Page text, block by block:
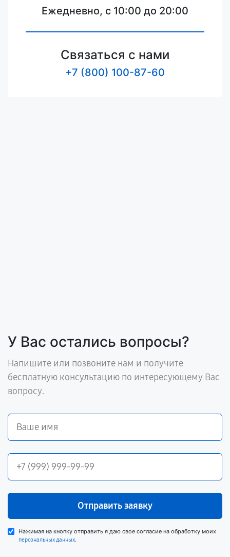
Ежедневно, с 10:00 до 20:00
Связаться с нами
+7 (800) 100-87-60
У Вас остались вопросы?
Напишите или позвоните нам и получите
бесплатную консультацию по интересующему Вас
вопросу.
Отправить заявку
Нажимая на кнопку отправить я даю свое согласие на обработку моих
персональных данных.